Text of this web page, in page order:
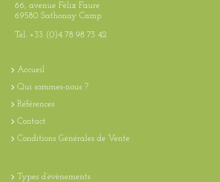
66, avenue Félix Faure
69580 Sathonay Camp
Tel. +33 (0)4 78 98 73 42
Accueil
Qui sommes-nous ?
Références
Contact
Conditions Générales de Vente
Types d’évènements